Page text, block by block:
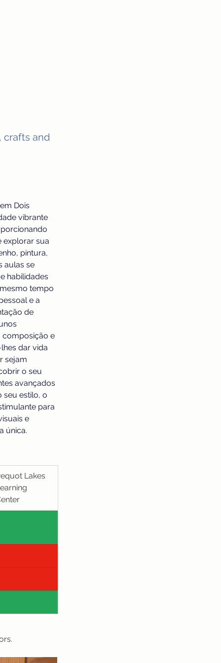
crafts and
Dois
vibrante
explorar sua
pintura,
aulas se
habilidades
tempo
e a
de
composição e
dar vida
sejam
o seu
avançados
seu estilo, o
para
e
única.
Lakes